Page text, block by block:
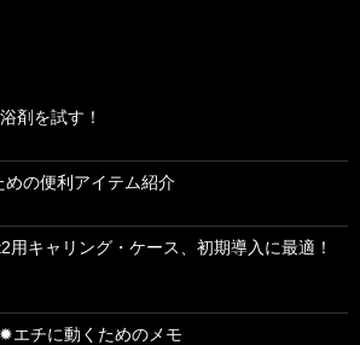
剤を試す！
の便利アイテム紹介
用キャリング・ケース、初期導入に最適！
エチに動くためのメモ